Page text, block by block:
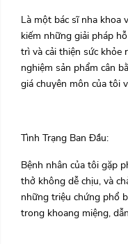
Là một bác sĩ nha khoa
kiếm những giải pháp
trì và cải thiện sức khỏe
nghiệm sản phẩm cân
giá chuyên môn của tôi
Tình Trạng Ban Đầu:
Bệnh nhân của tôi gặp
thở không dễ chịu, và
những triệu chứng phổ
trong khoang miệng,